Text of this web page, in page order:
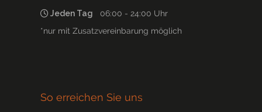
Jeden Tag 06:00 - 24:00 Uhr
*nur mit Zusatzvereinbarung möglich
So erreichen Sie uns